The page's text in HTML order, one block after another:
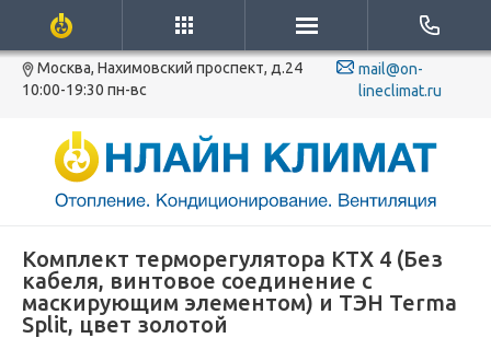
Москва, Нахимовский проспект, д.24
10:00-19:30 пн-вс
mail@on-
lineclimat.ru
Комплект терморегулятора KTX 4 (Без
кабеля, винтовое соединение с
маскирующим элементом) и ТЭН Terma
Split, цвет золотой